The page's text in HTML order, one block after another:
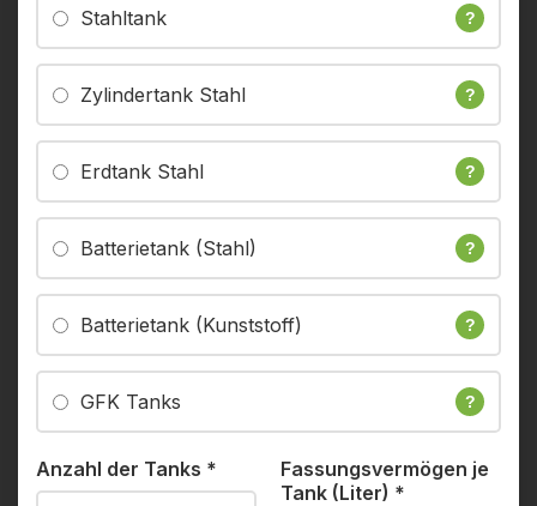
Stahltank ?
Zylindertank Stahl ?
Erdtank Stahl ?
Batterietank (Stahl) ?
Batterietank (Kunststoff) ?
GFK Tanks ?
Anzahl der Tanks *
Fassungsvermögen je
Tank (Liter) *